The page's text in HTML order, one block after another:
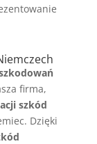
firma,
szkód
Dzięki